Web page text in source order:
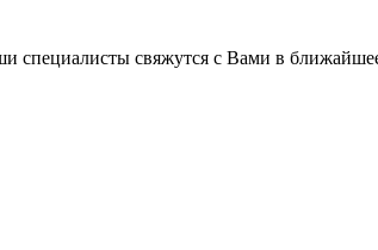
специалисты свяжутся с Вами в